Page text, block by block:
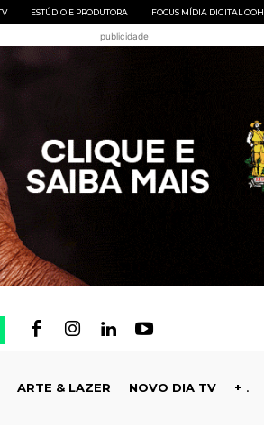
ESTÚDIO E PRODUTORA FOCUS MÍDIA DIGITAL OOH
publicidade
ARTE & LAZER NOVO DIA TV +